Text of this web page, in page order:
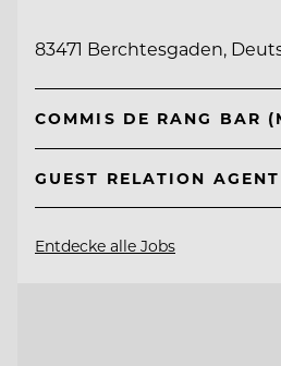
83471 Berchtesgaden,
COMMIS DE RANG BAR
GUEST RELATION
Entdecke alle Jobs